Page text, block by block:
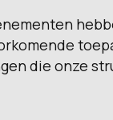
die onze